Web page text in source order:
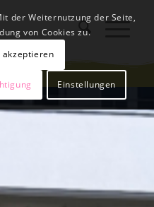
der Weiternutzung der Seite,
von Cookies zu.
akzeptieren
Einstellungen